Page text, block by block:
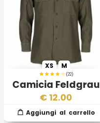
(22)
Camicia Feldgrau
Tedesca
XS M
€ 12.00